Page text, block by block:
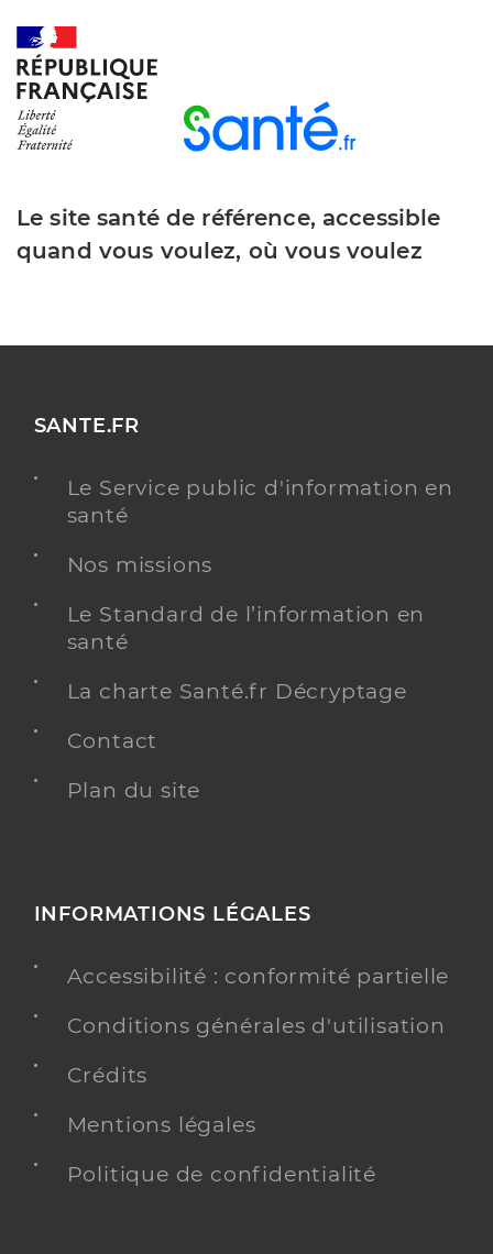
Téléphone
0160795100
Le site santé de référence, accessible
quand vous voulez, où vous voulez
SANTE.FR
Le Service public d'information en
santé
Nos missions
Le Standard de l’information en
santé
La charte Santé.fr Décryptage
Contact
Plan du site
INFORMATIONS LÉGALES
Accessibilité : conformité partielle
Conditions générales d'utilisation
Crédits
Mentions légales
Politique de confidentialité